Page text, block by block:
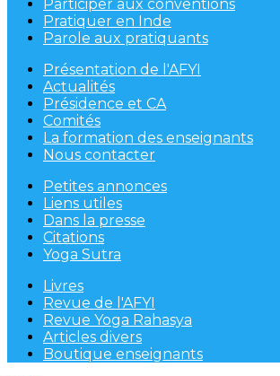
Participer aux conventions
Pratiquer en Inde
Parole aux pratiquants
Présentation de l'AFYI
Actualités
Présidence et CA
Comités
La formation des enseignants
Nous contacter
Petites annonces
Liens utiles
Dans la presse
Citations
Yoga Sutra
Livres
Revue de l'AFYI
Revue Yoga Rahasya
Articles divers
Boutique enseignants